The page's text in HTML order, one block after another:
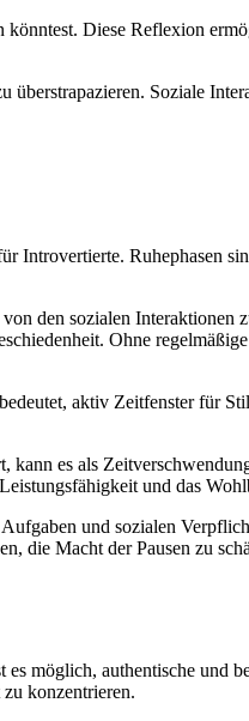
Diese Reflexion
Soziale
Introvertierte. Ruhephasen
den sozialen Interaktionen
Ohne
aktiv Zeitfenster für
es als
und das
und sozialen
die Macht der Pausen zu
möglich, authentische und
konzentrieren.